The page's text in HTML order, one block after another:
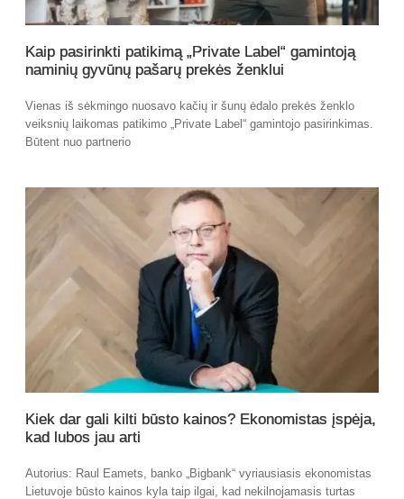
Kaip pasirinkti patikimą „Private Label“ gamintoją
naminių gyvūnų pašarų prekės ženklui
Vienas iš sėkmingo nuosavo kačių ir šunų ėdalo prekės ženklo
veiksnių laikomas patikimo „Private Label“ gamintojo pasirinkimas.
Būtent nuo partnerio
Kiek dar gali kilti būsto kainos? Ekonomistas įspėja,
kad lubos jau arti
Autorius: Raul Eamets, banko „Bigbank“ vyriausiasis ekonomistas
Lietuvoje būsto kainos kyla taip ilgai, kad nekilnojamasis turtas